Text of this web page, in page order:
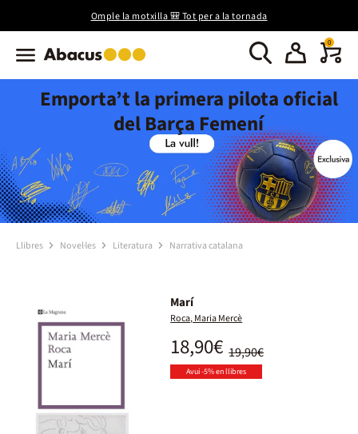
Omple la motxilla 🎒 Tot per a la tornada
0
Emporta’t la primera pilota oficial
del Barça Femení
Llibres Novel·les Literatura Narrativa catalana
Marí
Roca, Maria Mercè
19,90€
18,90€
Avui -5% en llibres